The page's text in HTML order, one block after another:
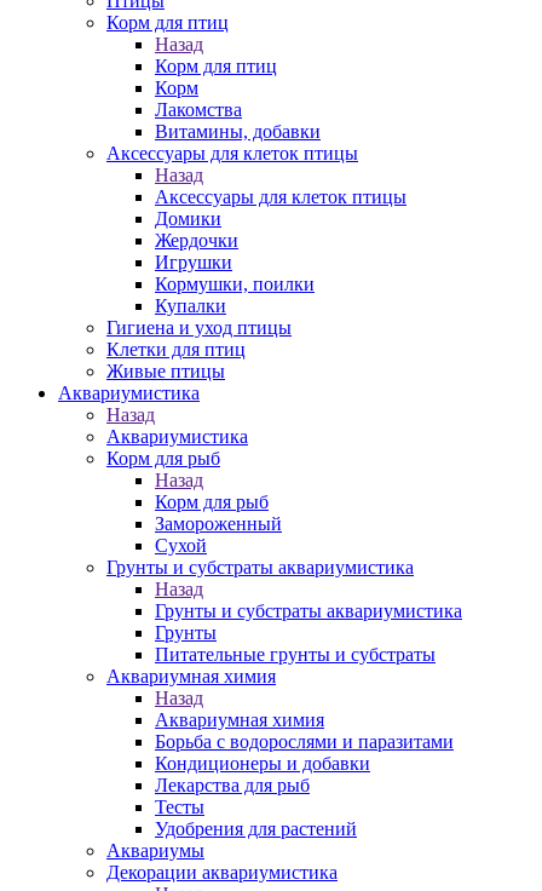
Корм для птиц
Назад
Корм для птиц
Корм
Лакомства
Витамины, добавки
Аксессуары для клеток птицы
Назад
Аксессуары для клеток птицы
Домики
Жердочки
Игрушки
Кормушки, поилки
Купалки
Гигиена и уход птицы
Клетки для птиц
Живые птицы
Аквариумистика
Назад
Аквариумистика
Корм для рыб
Назад
Корм для рыб
Замороженный
Сухой
Грунты и субстраты аквариумистика
Назад
Грунты и субстраты аквариумистика
Грунты
Питательные грунты и субстраты
Аквариумная химия
Назад
Аквариумная химия
Борьба с водорослями и паразитами
Кондиционеры и добавки
Лекарства для рыб
Тесты
Удобрения для растений
Аквариумы
Декорации аквариумистика